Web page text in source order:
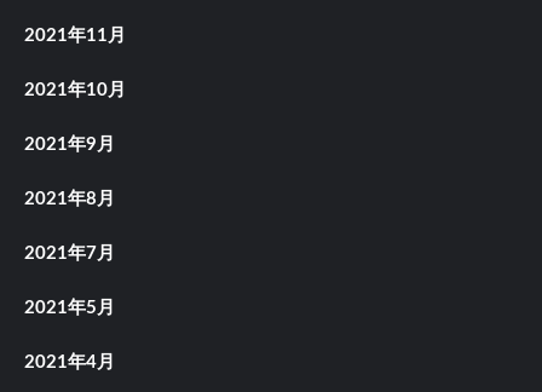
2021年11月
2021年10月
2021年9月
2021年8月
2021年7月
2021年5月
2021年4月